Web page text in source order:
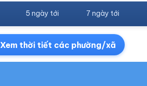
5 ngày tới 7 ngày tới
Xem thời tiết các phường/xã